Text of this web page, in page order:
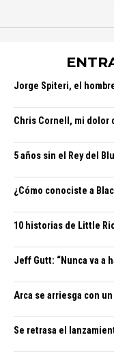
Jorge Spiteri, el
Chris Cornell, mi dolor
5 años sin el Rey del
¿Cómo conociste a
10 historias de Little
Jeff Gutt: “Nunca va a
Arca se arriesga con
Se retrasa el